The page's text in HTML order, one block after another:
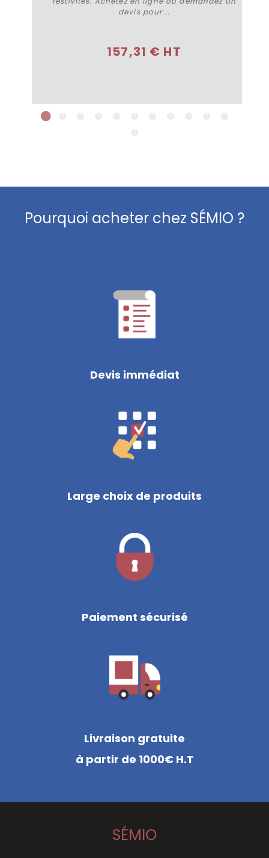
devis pour...
157,31 € HT
Pourquoi acheter chez SÉMIO ?
Devis immédiat
Large choix de produits
Paiement sécurisé
Livraison gratuite
à partir de 1000€ H.T
SÉMIO